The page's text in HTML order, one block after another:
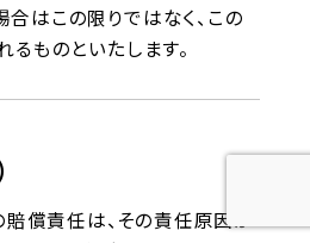
はこの限りではなく、この
ものといたします。
償責任は、その責任原因か